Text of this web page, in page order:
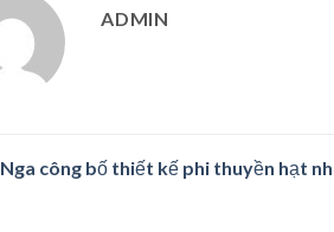
ADMIN
Nga công bố thiết kế phi thuyền hạt